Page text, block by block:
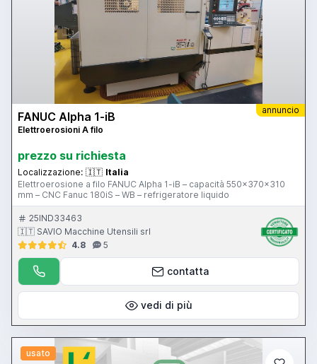
annuncio
FANUC Alpha 1-iB
Elettroerosioni A filo
prezzo su richiesta
Localizzazione: 🇮🇹 Italia
Elettroerosione a filo FANUC Alpha 1-iB – capacità 550x370x310
mm – CNC Fanuc 180iS – WB – refrigeratore liquido
25IND33463
🇮🇹 SAVIO Macchine Utensili srl
4.8
5
contatta
vedi di più
usato